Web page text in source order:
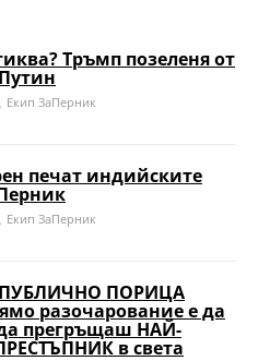
Тръмп позеленя от
Eкип ЗаПерник
печат индийските
Eкип ЗаПерник
ПОРИЦА
разочарование е да
прегръщаш НАЙ-
в света